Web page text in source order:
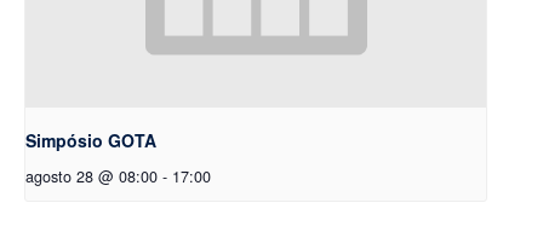
Simpósio GOTA
agosto 28 @ 08:00 - 17:00